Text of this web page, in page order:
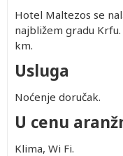
Hotel Maltezos se
najbližem gradu
km.
Usluga
Noćenje doručak.
U cenu
Klima, Wi Fi.